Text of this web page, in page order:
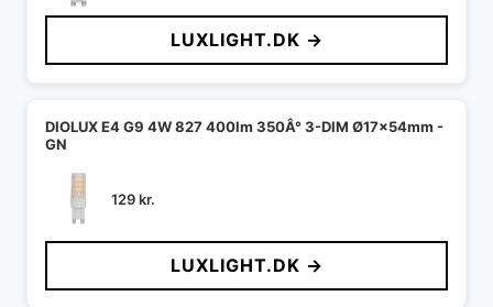
LUXLIGHT.DK →
DIOLUX E4 G9 4W 827 400lm 350Â° 3-DIM Ø17x54mm -
GN
129kr.
LUXLIGHT.DK →